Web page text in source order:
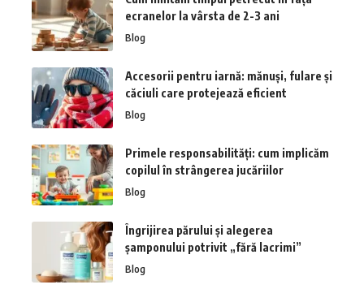
ecranelor la vârsta de 2-3 ani
Blog
Accesorii pentru iarnă: mănuși, fulare și
căciuli care protejează eficient
Blog
Primele responsabilități: cum implicăm
copilul în strângerea jucăriilor
Blog
Îngrijirea părului și alegerea
șamponului potrivit „fără lacrimi”
Blog